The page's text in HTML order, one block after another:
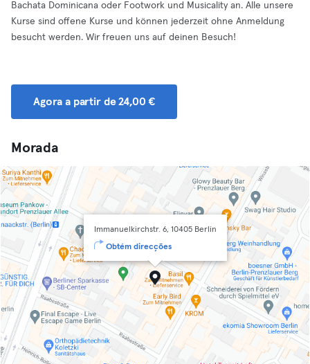
Bachata Dominicana oder Footwork und Musicality an. Alle unsere
Kurse sind offene Kurse und können jederzeit ohne Anmeldung
besucht werden. Wir freuen uns auf deinen Besuch!
Agora a partir de 24,00 €
Morada
Immanuelkirchstr. 6, 10405 Berlin
Obtém direcções